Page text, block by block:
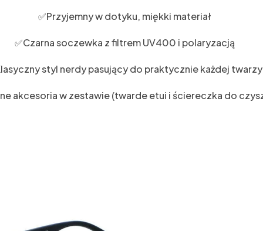
✅Przyjemny w dotyku, miękki materiał
✅Czarna soczewka z filtrem UV400 i polaryzacją
styl nerdy pasujący do praktycznie każdej twarzy
akcesoria w zestawie (twarde etui i ściereczka do